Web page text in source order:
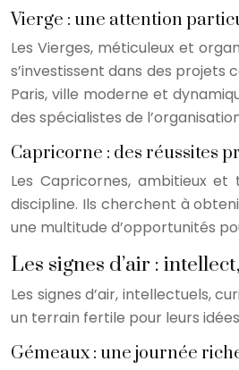
Vierge : une attention
Les Vierges, méticuleux et
s’investissent dans des
Paris, ville moderne et
des spécialistes de
Capricorne : des réussites
Les Capricornes, ambitieux
discipline. Ils cherchent à
une multitude d’opportunités
Les signes d’air :
Les signes d’air, intellectuels,
un terrain fertile pour leurs
Gémeaux : une journée